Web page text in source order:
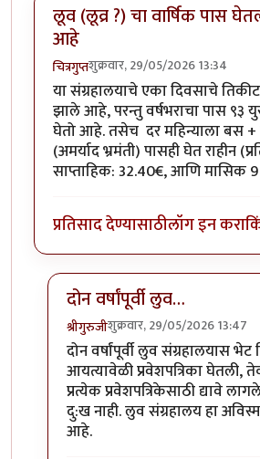
लूव (लूव्र ?) चा वार्षिक पास
आहे
चित्रगुप्तशुक्रवार, 29/05/2026 13:34
या संग्रहालयाचे एका दिवसाचे
झाले आहे, परन्तु वर्षभराचा पास ९३
घेतो आहे. तसेच दर महिन्याला बस +
(अमर्याद भ्रमंती) पासही घेत राहीन
साप्ताहिक: 32.40€, आणि मासिक
प्रतिसाद देण्यासाठीलॉग इन करा
दोन वर्षांपूर्वी लुव…
श्रीगुरुजीशुक्रवार, 29/05/2026 13:47
In reply toलूव (लूव्र ?) चा
दोन वर्षांपूर्वी लुव संग्रहालयास भेट
आयत्यावेळी प्रवेशपत्रिका घेतली,
प्रत्येक प्रवेशपत्रिकेसाठी द्यावे
दु:ख नाही. लुव संग्रहालय हा
आहे.